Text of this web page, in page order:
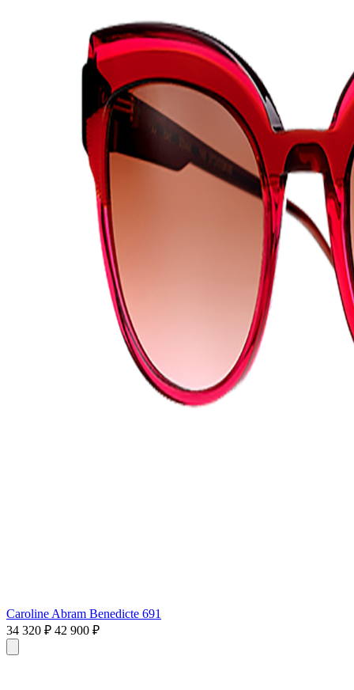
Caroline Abram Benedicte 691
34 320 ₽ 42 900 ₽